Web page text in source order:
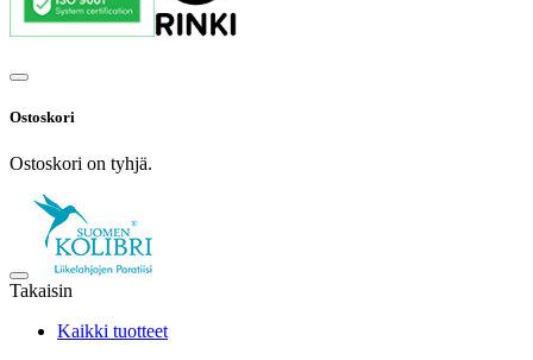
Ostoskori
Ostoskori on tyhjä.
Takaisin
Kaikki tuotteet